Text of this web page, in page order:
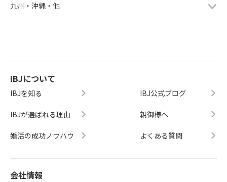
九州・沖縄・他
IBJについて
IBJを知る
IBJが選ばれる理由
婚活の成功ノウハウ
IBJ公式ブログ
親御様へ
よくある質問
会社情報